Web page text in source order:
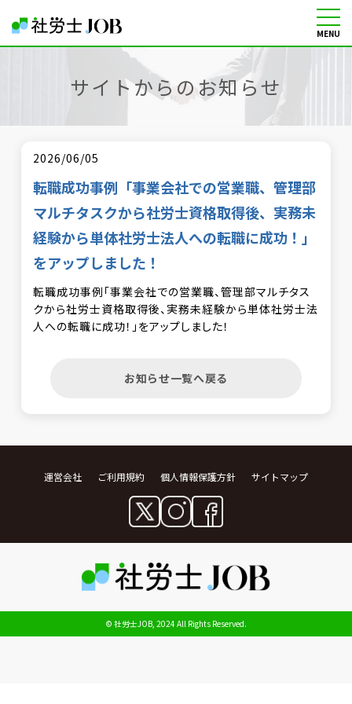
社労士の転職・求人情報サイト MENU
サイトからのお知らせ
2026/06/05
転職成功事例「事業会社での営業職、管理部
マルチタスクから社労士資格取得後、実務未
経験から単体社労士法人への転職に成功！」
をアップしました！
転職成功事例「事業会社での営業職、管理部マルチタス
クから社労士資格取得後、実務未経験から単体社労士法
人への転職に成功！」をアップしました！
お知らせ一覧へ戻る
運営会社 ご利用規約 個人情報保護方針 サイトマップ
© 社労士JOB, 2024 All Rights Reserved.